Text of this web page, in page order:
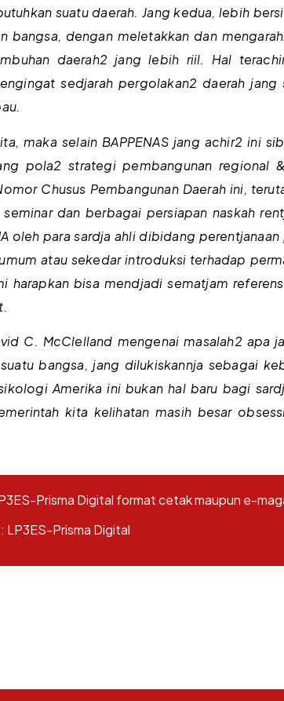
suatu daerah. Jang kedua, lebih
bangsa, dengan meletakkan dan
daerah2 jang lebih riil. Hal
sedjarah pergolakan2 daerah
maka selain BAPPENAS jang achir2 ini
pola2 strategi pembangunan regional
Chusus Pembangunan Daerah ini,
dan berbagai persiapan naskah
oleh para sardja ahli dibidang
atau sekedar introduksi terhadap
bisa mendjadi sematjam
C. McClelland mengenai masalah2 apa
bangsa, jang dilukiskannja sebagai
Amerika ini bukan hal baru bagi
kita kelihatan masih besar
Prisma Digital format cetak maupun e-
LP3ES-Prisma Digital